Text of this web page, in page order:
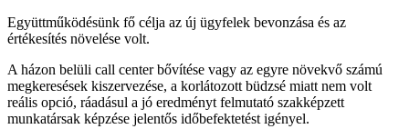
Együttműködésünk fő célja az új ügyfelek bevonzása és az
értékesítés növelése volt.
A házon belüli call center bővítése vagy az egyre növekvő számú
megkeresések kiszervezése, a korlátozott büdzsé miatt nem volt
reális opció, ráadásul a jó eredményt felmutató szakképzett
munkatársak képzése jelentős időbefektetést igényel.